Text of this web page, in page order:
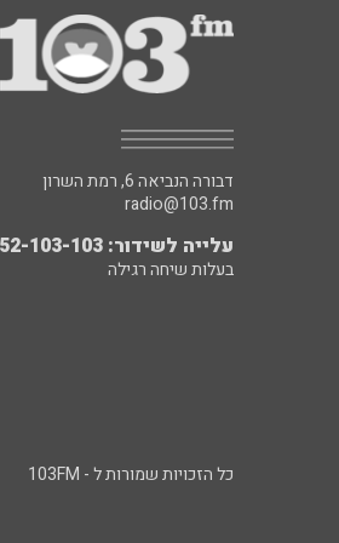
דבורה הנביאה 6, רמת השרון
radio@103.fm
עלייה לשידור: 0552-103-103
בעלות שיחה רגילה
כל הזכויות שמורות ל - 103FM